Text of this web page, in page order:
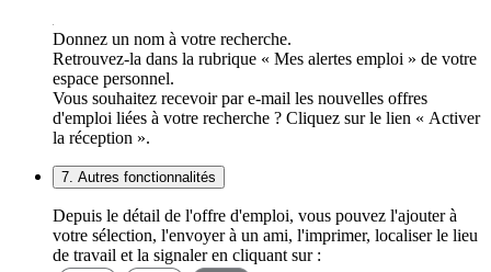
Donnez un nom à votre recherche.
Retrouvez-la dans la rubrique « Mes alertes emploi » de votre
espace personnel.
Vous souhaitez recevoir par e-mail les nouvelles offres
d'emploi liées à votre recherche ? Cliquez sur le lien « Activer
la réception ».
7. Autres fonctionnalités
Depuis le détail de l'offre d'emploi, vous pouvez l'ajouter à
votre sélection, l'envoyer à un ami, l'imprimer, localiser le lieu
de travail et la signaler en cliquant sur :